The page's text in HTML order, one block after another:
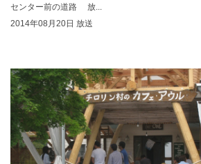
センター前の道路 放...
2014年08月20日 放送